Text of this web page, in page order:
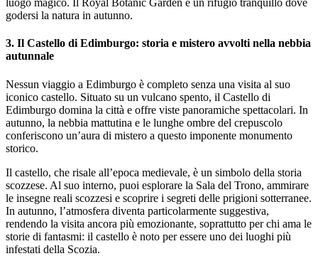
luogo magico. Il Royal Botanic Garden è un rifugio tranquillo dove
godersi la natura in autunno.
3. Il Castello di Edimburgo: storia e mistero avvolti nella nebbia
autunnale
Nessun viaggio a Edimburgo è completo senza una visita al suo
iconico castello. Situato su un vulcano spento, il Castello di
Edimburgo domina la città e offre viste panoramiche spettacolari. In
autunno, la nebbia mattutina e le lunghe ombre del crepuscolo
conferiscono un’aura di mistero a questo imponente monumento
storico.
Il castello, che risale all’epoca medievale, è un simbolo della storia
scozzese. Al suo interno, puoi esplorare la Sala del Trono, ammirare
le insegne reali scozzesi e scoprire i segreti delle prigioni sotterranee.
In autunno, l’atmosfera diventa particolarmente suggestiva,
rendendo la visita ancora più emozionante, soprattutto per chi ama le
storie di fantasmi: il castello è noto per essere uno dei luoghi più
infestati della Scozia.